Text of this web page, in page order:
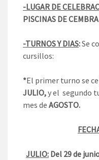
-LUGAR DE
PISCINAS DE
-TURNOS Y DIAS:Se
cursillos:
*El primer turno se
JULIO,y el segundo
mes de AGOSTO.
JULIO: Del 29 de